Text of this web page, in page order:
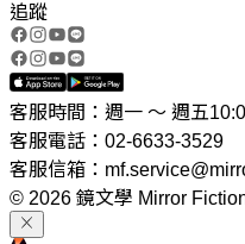
追蹤
客服時間：週一 ～ 週五
客服電話：02-6633-3529
客服信箱：
© 2026 鏡文學 Mirror